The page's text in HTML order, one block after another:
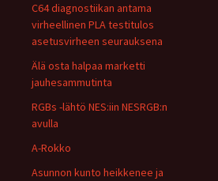
C64 diagnostiikan antama
virheellinen PLA testitulos
asetusvirheen seurauksena
Älä osta halpaa marketti
jauhesammutinta
RGBs -lähtö NES:iin NESRGB:n
avulla
A-Rokko
Asunnon kunto heikkenee ja